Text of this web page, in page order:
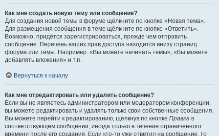
Как мне создать новую тему или сообщение?
Для создания новой темы в форуме щёлкните по кнопке «Новая тема».
Для размещения сообщения в теме щёлкните по кнопке «Ответить».
Возможно, придётся зарегистрироваться, прежде чем отправить
сообщение. Перечень ваших прав доступа находится внизу страниц
форума или темы. Например: «Вы можете начинать темы», «Вы можете
добавлять вложения» и т.п.
Вернуться к началу
Как мне отредактировать или удалить сообщение?
Если вы не являетесь администратором или модератором конференции,
вы можете редактировать и удалять только свои собственные сообщения.
Вы можете перейти к редактированию, щёлкнув по кнопке Правка в
соответствующем сообщении, иногда только в течение ограниченного
времени после его создания. Если кто-то уже ответил на сообщение, то